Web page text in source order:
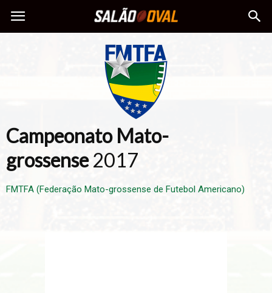
Campeonato Mato-
grossense2017
FMTFA (Federação Mato-grossense de Futebol Americano)